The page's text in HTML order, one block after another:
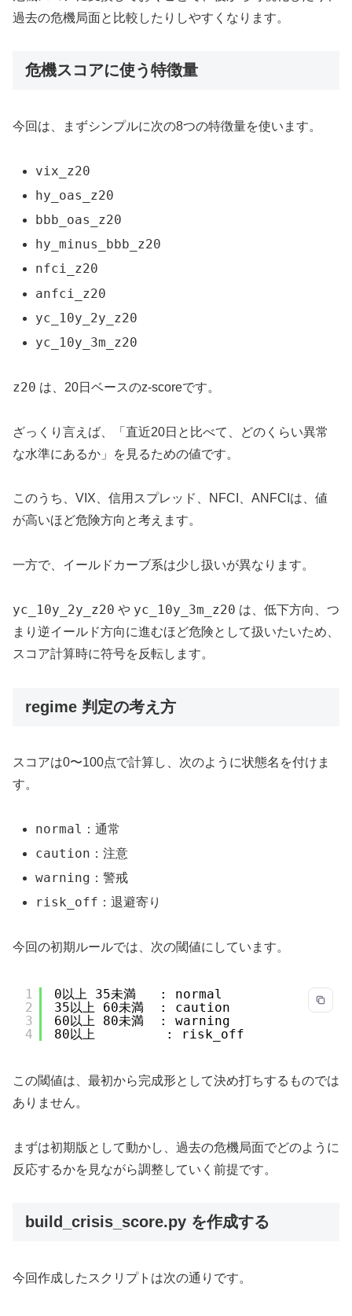
過去の危機局面と比較したりしやすくなります。
危機スコアに使う特徴量
今回は、まずシンプルに次の8つの特徴量を使います。
vix_z20
hy_oas_z20
bbb_oas_z20
hy_minus_bbb_z20
nfci_z20
anfci_z20
yc_10y_2y_z20
yc_10y_3m_z20
z20 は、20日ベースのz-scoreです。
ざっくり言えば、「直近20日と比べて、どのくらい異常
な水準にあるか」を見るための値です。
このうち、VIX、信用スプレッド、NFCI、ANFCIは、値
が高いほど危険方向と考えます。
一方で、イールドカーブ系は少し扱いが異なります。
yc_10y_2y_z20 や yc_10y_3m_z20 は、低下方向、つ
まり逆イールド方向に進むほど危険として扱いたいため、
スコア計算時に符号を反転します。
regime 判定の考え方
スコアは0〜100点で計算し、次のように状態名を付けま
す。
normal ：通常
caution ：注意
warning ：警戒
risk_off ：退避寄り
今回の初期ルールでは、次の閾値にしています。
1
2
3
4
0以上 35未満   : normal
35以上 60未満  : caution
60以上 80未満  : warning
80以上         : risk_off
この閾値は、最初から完成形として決め打ちするものでは
ありません。
まずは初期版として動かし、過去の危機局面でどのように
反応するかを見ながら調整していく前提です。
build_crisis_score.py を作成する
今回作成したスクリプトは次の通りです。